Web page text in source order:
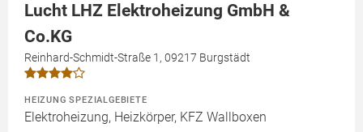
Lucht LHZ Elektroheizung GmbH &
Co.KG
Reinhard-Schmidt-Straße 1, 09217 Burgstädt
HEIZUNG SPEZIALGEBIETE
Elektroheizung, Heizkörper, KFZ Wallboxen